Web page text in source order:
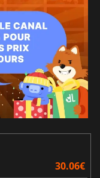
30.06€